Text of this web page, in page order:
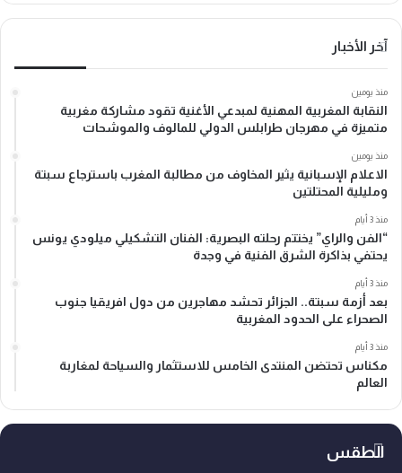
آخر الأخبار
منذ يومين
النقابة المغربية المهنية لمبدعي الأغنية تقود مشاركة مغربية
متميزة في مهرجان طرابلس الدولي للمالوف والموشحات
منذ يومين
الاعلام الإسبانية يثير المخاوف من مطالبة المغرب باسترجاع سبتة
ومليلية المحتلتين
منذ 3 أيام
“الفن والراي” يختتم رحلته البصرية: الفنان التشكيلي ميلودي يونس
يحتفي بذاكرة الشرق الفنية في وجدة
منذ 3 أيام
بعد أزمة سبتة.. الجزائر تحشد مهاجرين من دول افريقيا جنوب
الصحراء على الحدود المغربية
منذ 3 أيام
مكناس تحتضن المنتدى الخامس للاستثمار والسياحة لمغاربة
العالم
الطقس